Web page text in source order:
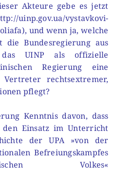
Akteure gebe es jetzt
uinp.gov.ua/vystavkovi-
und wenn ja, welche
die Bundesregierung aus
UINP als offizielle
Regierung eine
rechtsextremer,
pflegt?
Kenntnis davon, dass
Einsatz im Unterricht
der UPA »von der
Befreiungskampfes
Volkes«